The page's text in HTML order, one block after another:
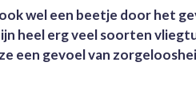
wel een beetje door het
heel erg veel soorten
een gevoel van